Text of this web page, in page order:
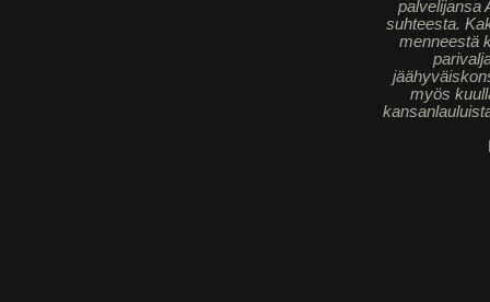
palvelijansa
suhteesta.
menneestä
myös